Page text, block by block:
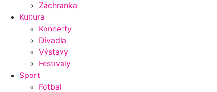
Záchranka
Kultura
Koncerty
Divadla
Výstavy
Festivaly
Sport
Fotbal